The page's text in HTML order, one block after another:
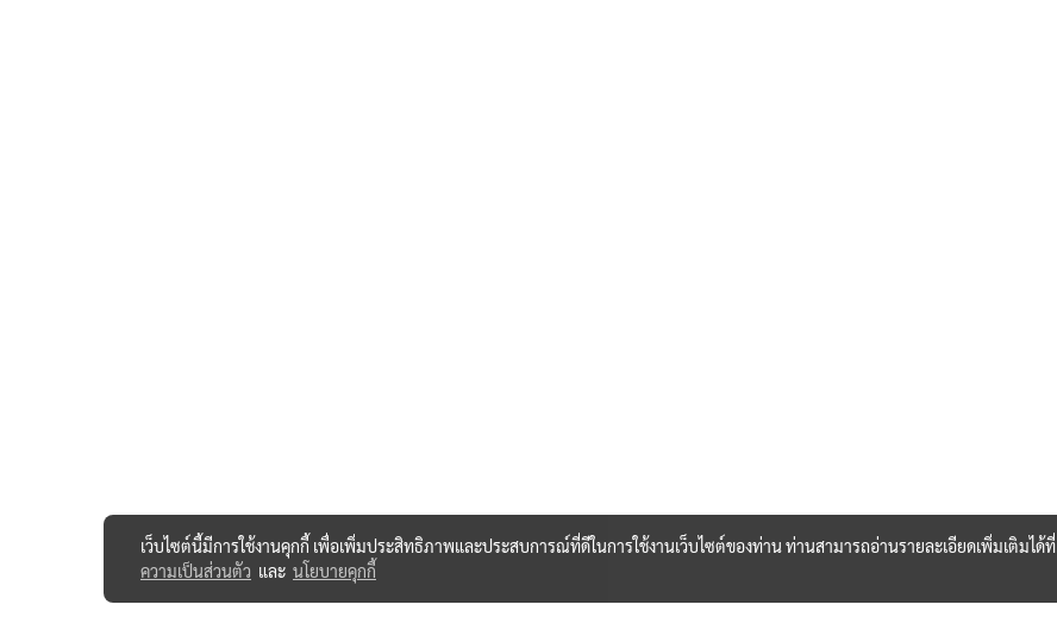
เว็บไซต์นี้มีการใช้งานคุกกี้ เพื่อเพิ่มประสิทธิภาพและประสบการณ์ที่ดีในการใช้งานเว็บไซต์ของท่าน ท่านสามารถอ่านรายละเอียดเพิ่มเติมได้ที่
ความเป็นส่วนตัว และ นโยบายคุกกี้